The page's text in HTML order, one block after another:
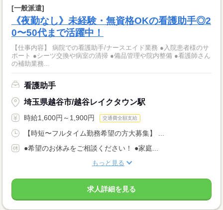
[一般派遣]
《夜勤なし》未経験・無資格OKの看護助手◎2
0〜50代まで活躍中！
【仕事内容】 病院での看護助手/ナースエイド業務 ●入院患者様のサ
ポート ●シーツ交換や病室の清掃 ●備品管理や院内整備 ●看護師さん
の補助業務...
看護助手
埼玉県越谷市/越谷レイクタウン駅
時給1,600円～1,900円 交通費全額支給
【時短〜フルタイム勤務希望の方大募集】 ...
●希望のお休みをご相談ください！ ●家庭...
もっと見る
求人詳細を見る